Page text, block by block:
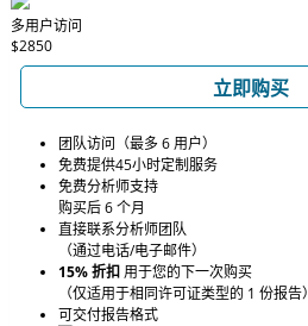
多用户访问
$2850
立即购买
团队访问（最多 6 用户）
免费提供45小时定制服务
免费分析师支持
购买后 6 个月
直接联系分析师团队
（通过电话/电子邮件）
15% 折扣用于您的下一次购买
（仅适用于相同许可证类型的 1 份报告）
可交付报告格式